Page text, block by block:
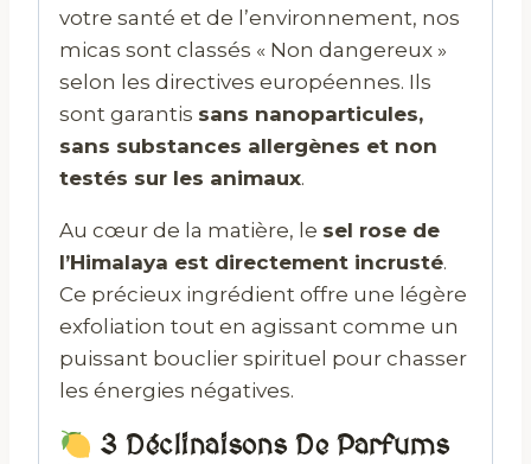
votre santé et de l’environnement, nos
micas sont classés « Non dangereux »
selon les directives européennes. Ils
sont garantis sans nanoparticules,
sans substances allergènes et non
testés sur les animaux.
Au cœur de la matière, le sel rose de
l’Himalaya est directement incrusté.
Ce précieux ingrédient offre une légère
exfoliation tout en agissant comme un
puissant bouclier spirituel pour chasser
les énergies négatives.
3 Déclinaisons De Parfums